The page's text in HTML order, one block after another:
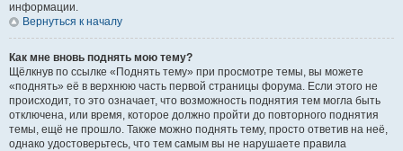
информации.
Вернуться к началу
Как мне вновь поднять мою тему?
Щёлкнув по ссылке «Поднять тему» при просмотре темы, вы можете
«поднять» её в верхнюю часть первой страницы форума. Если этого не
происходит, то это означает, что возможность поднятия тем могла быть
отключена, или время, которое должно пройти до повторного поднятия
темы, ещё не прошло. Также можно поднять тему, просто ответив на неё,
однако удостоверьтесь, что тем самым вы не нарушаете правила